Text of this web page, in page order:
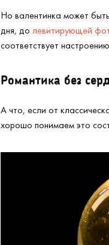
Но валентинка может
дня, до левитирующей
соответствует
Романтика без
А что, если от
хорошо понимаем это